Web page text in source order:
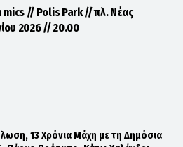
// Polis Park // πλ. Νέας
2026 // 20.00
13 Χρόνια Μάχη με τη Δημόσια